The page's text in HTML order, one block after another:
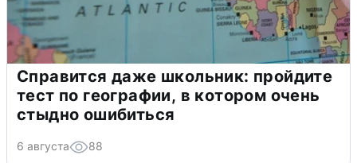
Справится даже школьник: пройдите
тест по географии, в котором очень
стыдно ошибиться
6 августа 88